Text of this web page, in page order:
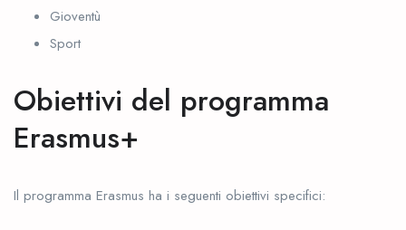
Gioventù
Sport
Obiettivi del programma
Erasmus+
Il programma Erasmus ha i seguenti obiettivi specifici: